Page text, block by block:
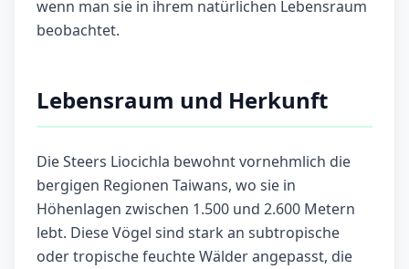
wenn man sie in ihrem natürlichen Lebensraum
beobachtet.
Lebensraum und Herkunft
Die Steers Liocichla bewohnt vornehmlich die
bergigen Regionen Taiwans, wo sie in
Höhenlagen zwischen 1.500 und 2.600 Metern
lebt. Diese Vögel sind stark an subtropische
oder tropische feuchte Wälder angepasst, die